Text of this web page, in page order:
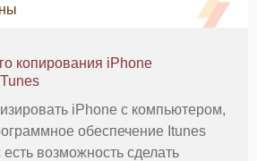
копирования iPhone
iPhone с компьютером,
обеспечение Itunes
возможность сделать